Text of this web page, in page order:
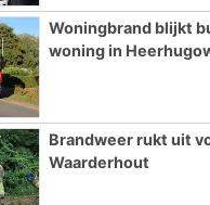
Woningbrand blijkt
woning in
Brandweer rukt uit
Waarderhout